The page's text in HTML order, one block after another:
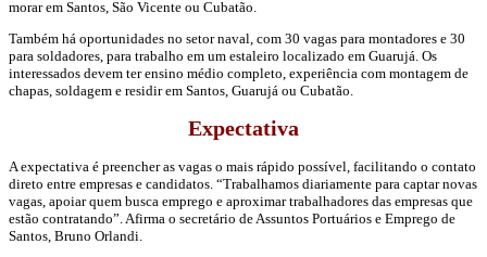
morar em Santos, São Vicente ou Cubatão.
Também há oportunidades no setor naval, com 30 vagas para montadores e 30
para soldadores, para trabalho em um estaleiro localizado em Guarujá. Os
interessados devem ter ensino médio completo, experiência com montagem de
chapas, soldagem e residir em Santos, Guarujá ou Cubatão.
Expectativa
A expectativa é preencher as vagas o mais rápido possível, facilitando o contato
direto entre empresas e candidatos. “Trabalhamos diariamente para captar novas
vagas, apoiar quem busca emprego e aproximar trabalhadores das empresas que
estão contratando”. Afirma o secretário de Assuntos Portuários e Emprego de
Santos, Bruno Orlandi.